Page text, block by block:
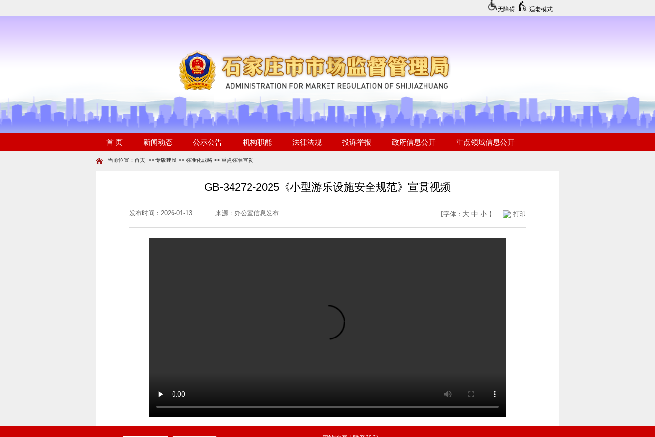
无障碍 适老模式
当前位置： 首页>> 专版建设>> 标准化战略>> 重点标准宣贯
GB-34272-2025《小型游乐设施安全规范》宣贯视频
发布时间：2026-01-13 来源：办公室信息发布 【字体： 大 中 小 】 打印